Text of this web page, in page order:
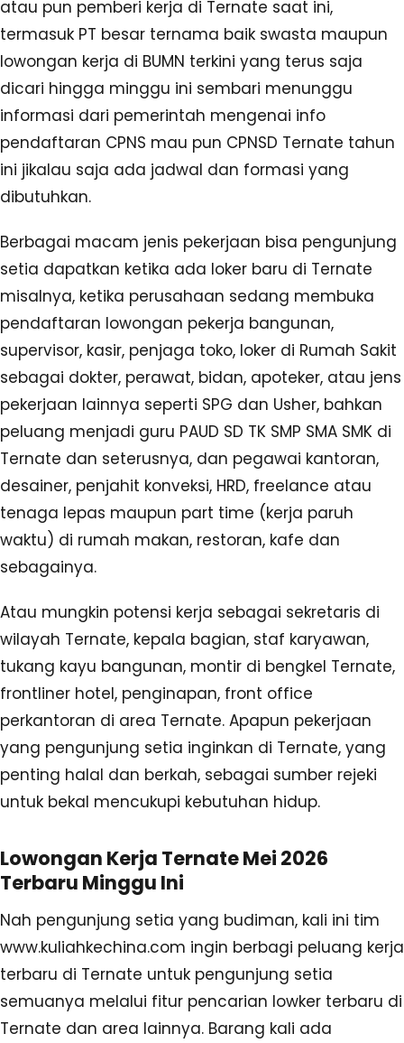
atau pun pemberi kerja di Ternate saat ini,
termasuk PT besar ternama baik swasta maupun
lowongan kerja di BUMN terkini yang terus saja
dicari hingga minggu ini sembari menunggu
informasi dari pemerintah mengenai info
pendaftaran CPNS mau pun CPNSD Ternate tahun
ini jikalau saja ada jadwal dan formasi yang
dibutuhkan.
Berbagai macam jenis pekerjaan bisa pengunjung
setia dapatkan ketika ada loker baru di Ternate
misalnya, ketika perusahaan sedang membuka
pendaftaran lowongan pekerja bangunan,
supervisor, kasir, penjaga toko, loker di Rumah Sakit
sebagai dokter, perawat, bidan, apoteker, atau jens
pekerjaan lainnya seperti SPG dan Usher, bahkan
peluang menjadi guru PAUD SD TK SMP SMA SMK di
Ternate dan seterusnya, dan pegawai kantoran,
desainer, penjahit konveksi, HRD, freelance atau
tenaga lepas maupun part time (kerja paruh
waktu) di rumah makan, restoran, kafe dan
sebagainya.
Atau mungkin potensi kerja sebagai sekretaris di
wilayah Ternate, kepala bagian, staf karyawan,
tukang kayu bangunan, montir di bengkel Ternate,
frontliner hotel, penginapan, front office
perkantoran di area Ternate. Apapun pekerjaan
yang pengunjung setia inginkan di Ternate, yang
penting halal dan berkah, sebagai sumber rejeki
untuk bekal mencukupi kebutuhan hidup.
Lowongan Kerja Ternate Mei 2026
Terbaru Minggu Ini
Nah pengunjung setia yang budiman, kali ini tim
www.kuliahkechina.com ingin berbagi peluang kerja
terbaru di Ternate untuk pengunjung setia
semuanya melalui fitur pencarian lowker terbaru di
Ternate dan area lainnya. Barang kali ada